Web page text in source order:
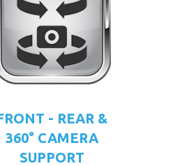
- REAR &
360° CAMERA
SUPPORT